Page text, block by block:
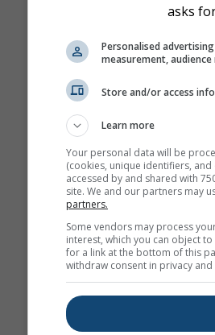
asks
Personalised
measurement,
Store and/or access
Learn more
Your personal data will be
(cookies, unique identifiers,
accessed by and shared with
site. We and our partners may
partners.
Some vendors may process
interest, which you can object
for a link at the bottom of this
withdraw consent in privacy